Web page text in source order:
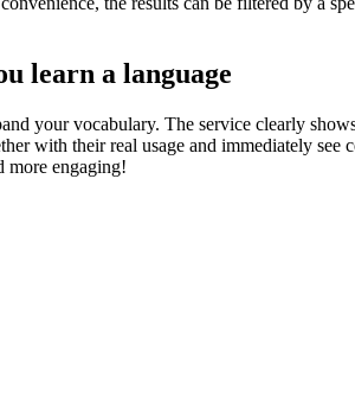
learn a language
your vocabulary. The service clearly
with their real usage and immediately
more engaging!